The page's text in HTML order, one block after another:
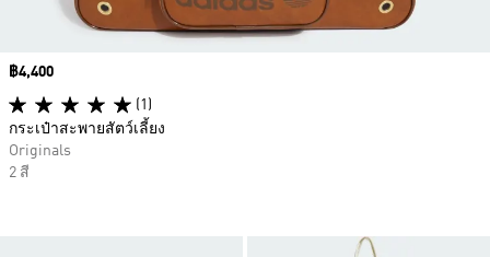
Price
฿4,400
(1)
กระเป๋าสะพายสัตว์เลี้ยง
Originals
2 สี